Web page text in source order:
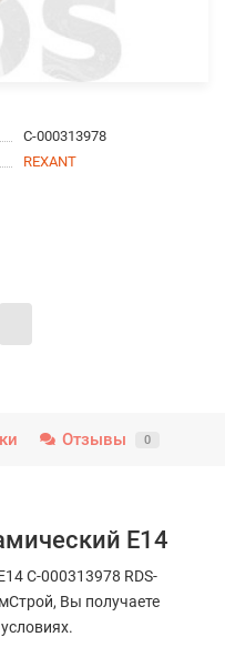
С-000313978
REXANT
Отзывы 0
E14
С-000313978 RDS-
Вы получаете